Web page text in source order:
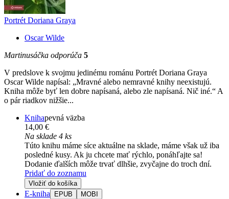
Portrét Doriana Graya
Oscar Wilde
Martinusáčka odporúča 5
V predslove k svojmu jedinému románu Portrét Doriana Graya
Oscar Wilde napísal: „Mravné alebo nemravné knihy neexistujú.
Kniha môže byť len dobre napísaná, alebo zle napísaná. Nič iné.“ A
o pár riadkov nižšie...
Knihapevná väzba
14,00 €
Na sklade 4 ks
Túto knihu máme síce aktuálne na sklade, máme však už iba
posledné kusy. Ak ju chcete mať rýchlo, ponáhľajte sa!
Dodanie ďalších môže trvať dlhšie, zvyčajne do troch dní.
Pridať do zoznamu
Vložiť do košíka
E-kniha EPUB MOBI